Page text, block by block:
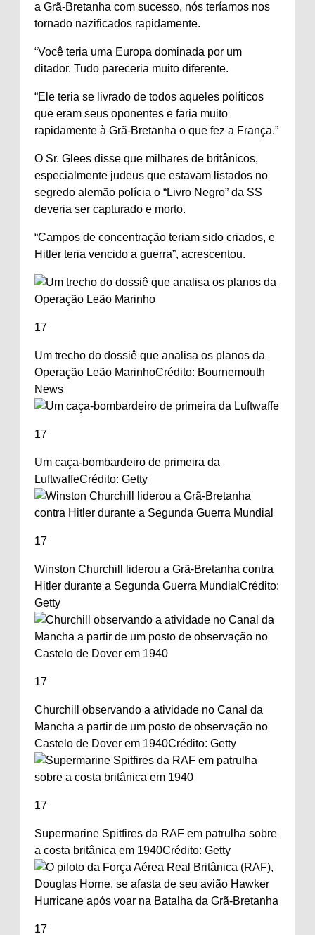
a Grã-Bretanha com sucesso, nós teríamos nos
tornado nazificados rapidamente.
“Você teria uma Europa dominada por um
ditador. Tudo pareceria muito diferente.
“Ele teria se livrado de todos aqueles políticos
que eram seus oponentes e faria muito
rapidamente à Grã-Bretanha o que fez a França.”
O Sr. Glees disse que milhares de britânicos,
especialmente judeus que estavam listados no
segredo alemão polícia o “Livro Negro” da SS
deveria ser capturado e morto.
“Campos de concentração teriam sido criados, e
Hitler teria vencido a guerra”, acrescentou.
17
Um trecho do dossiê que analisa os planos da
Operação Leão MarinhoCrédito: Bournemouth
News
17
Um caça-bombardeiro de primeira da
LuftwaffeCrédito: Getty
17
Winston Churchill liderou a Grã-Bretanha contra
Hitler durante a Segunda Guerra Mundial Crédito:
Getty
17
Churchill observando a atividade no Canal da
Mancha a partir de um posto de observação no
Castelo de Dover em 1940Crédito: Getty
17
Supermarine Spitfires da RAF em patrulha sobre
a costa britânica em 1940Crédito: Getty
17